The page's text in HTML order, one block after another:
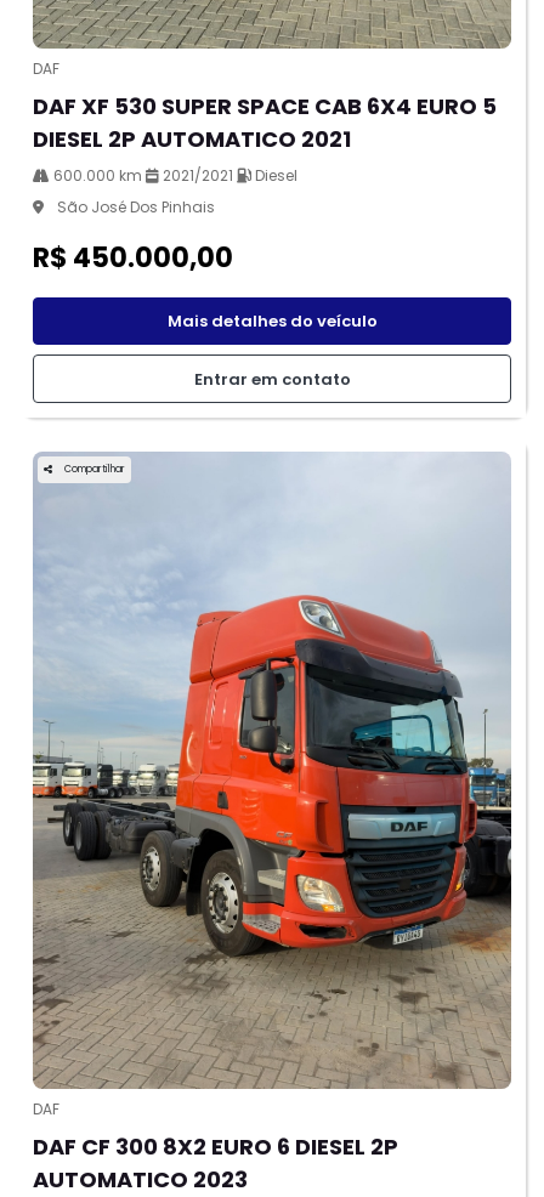
DAF
DAF XF 530 SUPER SPACE CAB 6X4 EURO 5
DIESEL 2P AUTOMATICO 2021
600.000 km 2021/2021
Diesel
São José Dos Pinhais
R$ 450.000,00
Mais detalhes do veículo
Entrar em contato
Compartilhar
DAF
DAF CF 300 8X2 EURO 6 DIESEL 2P
AUTOMATICO 2023